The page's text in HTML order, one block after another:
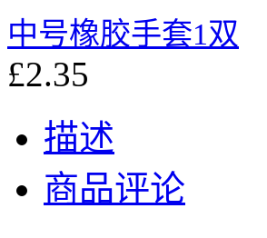
中号橡胶手套1双
£2.35
描述
商品评论